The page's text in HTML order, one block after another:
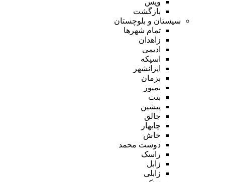
بازگشت
سیستان و بلوچستان
تمام شهر‌ها
زاهدان
ادیمی
اسپکه
ایرانشهر
بزمان
بمپور
بنت
پیشین
جالق
چابهار
خاش
دوست محمد
راسک
زابل
زابلی